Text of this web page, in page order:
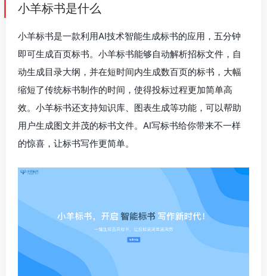
小羊标书是什么
小羊标书是一款利用AI技术智能生成标书的应用，五分钟
即可生成百页标书。小羊标书能够自动解析招标文件，自
动生成目录大纲，并在短时间内生成数百页的标书，大幅
缩短了传统标书制作的时间，使得投标过程更加简单高
效。小羊标书还支持知识库、图表生成等功能，可以帮助
用户生成图文并茂的标书文件。AI写标书给你带来不一样
的惊喜，让标书写作更简单。